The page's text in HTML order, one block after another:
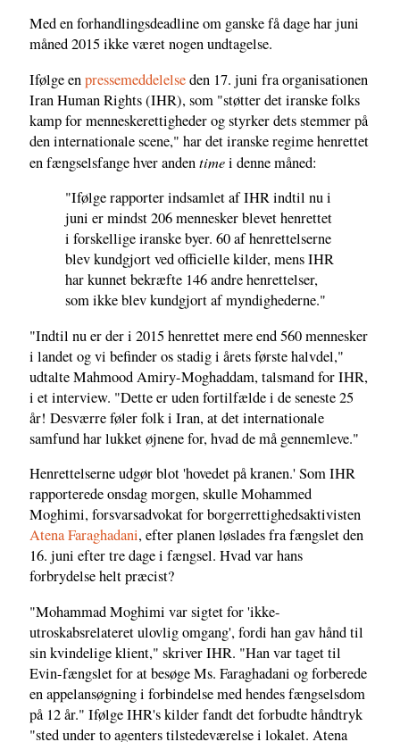
Med en forhandlingsdeadline om ganske få dage har juni
måned 2015 ikke været nogen undtagelse.
Ifølge enpressemeddelelseden 17. juni fra organisationen
Iran Human Rights (IHR), som "støtter det iranske folks
kamp for menneskerettigheder og styrker dets stemmer på
den internationale scene," har det iranske regime henrettet
en fængselsfange hver andentimei denne måned:
"Ifølge rapporter indsamlet af IHR indtil nu i
juni er mindst 206 mennesker blevet henrettet
i forskellige iranske byer. 60 af henrettelserne
blev kundgjort ved officielle kilder, mens IHR
har kunnet bekræfte 146 andre henrettelser,
som ikke blev kundgjort af myndighederne."
"Indtil nu er der i 2015 henrettet mere end 560 mennesker
i landet og vi befinder os stadig i årets første halvdel,"
udtalte Mahmood Amiry-Moghaddam, talsmand for IHR,
i et interview. "Dette er uden fortilfælde i de seneste 25
år! Desværre føler folk i Iran, at det internationale
samfund har lukket øjnene for, hvad de må gennemleve."
Henrettelserne udgør blot 'hovedet på kranen.' Som IHR
rapporterede onsdag morgen, skulle Mohammed
Moghimi, forsvarsadvokat for borgerrettighedsaktivisten
Atena Faraghadani, efter planen løslades fra fængslet den
16. juni efter tre dage i fængsel. Hvad var hans
forbrydelse helt præcist?
"Mohammad Moghimi var sigtet for 'ikke-
utroskabsrelateret ulovlig omgang', fordi han gav hånd til
sin kvindelige klient," skriver IHR. "Han var taget til
Evin-fængslet for at besøge Ms. Faraghadani og forberede
en appelansøgning i forbindelse med hendes fængselsdom
på 12 år." Ifølge IHR's kilder fandt det forbudte håndtryk
"sted under to agenters tilstedeværelse i lokalet. Atena